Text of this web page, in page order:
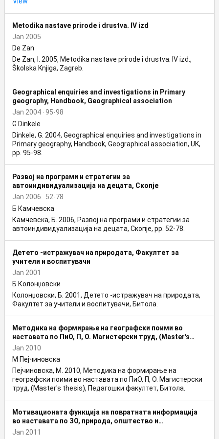
Metodika nastave prirode i drustva. IV izd
Jan 2005
De Zan
De Zan, I. 2005, Metodika nastave prirode i drustva. IV izd.,
Školska Knjiga, Zagreb.
Geographical enquiries and investigations in Primary
geography, Handbook, Geographical association
Jan 2004 95-98
G Dinkele
Dinkele, G. 2004, Geographical enquiries and investigations in
Primary geography, Handbook, Geographical association, UK,
pp. 95-98.
Развој на програми и стратегии за
автоиндивидуализација на децата, Скопје
Jan 2006
52-78
Б Камчевска
Камчевска, Б. 2006, Развој на програми и стратегии за
автоиндивидуализација на децата, Скопје, pp. 52-78.
Детето -истражувач на природата, Факултет за
учители и воспитувачи
Jan 2001
Б Колонџовски
Колонџовски, Б. 2001, Детето -истражувач на природата,
Факултет за учители и воспитувачи, Битола.
Методика на формирање на географски поими во
наставата по ПиО, П, О. Магистерски труд, (Master's
thesis), Педагошки факултет
Jan 2010
М Пејчиновска
Пејчиновска, М. 2010, Методика на формирање на
географски поими во наставата по ПиО, П, О. Магистерски
труд, (Master's thesis), Педагошки факултет, Битола.
Мотивационата функција на повратната информација
во наставата по ЗО, природа, општество и
подобрувањето на успехот на учениците, Национална
Jan 2011